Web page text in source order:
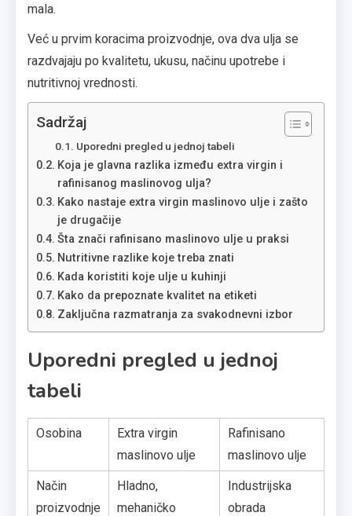
mala.
Već u prvim koracima proizvodnje, ova dva ulja se
razdvajaju po kvalitetu, ukusu, načinu upotrebe i
nutritivnoj vrednosti.
Sadržaj
Uporedni pregled u jednoj tabeli
Koja je glavna razlika između extra virgin i
rafinisanog maslinovog ulja?
Kako nastaje extra virgin maslinovo ulje i zašto
je drugačije
Šta znači rafinisano maslinovo ulje u praksi
Nutritivne razlike koje treba znati
Kada koristiti koje ulje u kuhinji
Kako da prepoznate kvalitet na etiketi
Zaključna razmatranja za svakodnevni izbor
Uporedni pregled u jednoj
tabeli
Osobina
Extra virgin
maslinovo ulje
Rafinisanо
maslinovo ulje
Način
proizvodnje
Hladno,
mehaničko
Industrijska
obrada